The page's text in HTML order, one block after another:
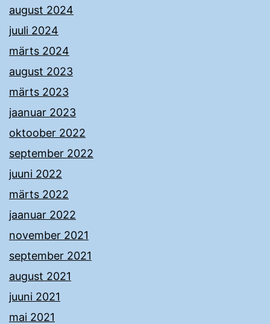
august 2024
juuli 2024
märts 2024
august 2023
märts 2023
jaanuar 2023
oktoober 2022
september 2022
juuni 2022
märts 2022
jaanuar 2022
november 2021
september 2021
august 2021
juuni 2021
mai 2021